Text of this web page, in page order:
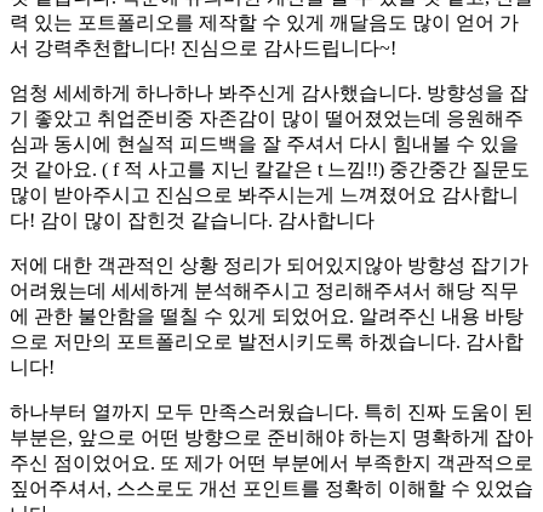
력 있는 포트폴리오를 제작할 수 있게 깨달음도 많이 얻어 가
서 강력추천합니다! 진심으로 감사드립니다~!
엄청 세세하게 하나하나 봐주신게 감사했습니다. 방향성을 잡
기 좋았고 취업준비중 자존감이 많이 떨어졌었는데 응원해주
심과 동시에 현실적 피드백을 잘 주셔서 다시 힘내볼 수 있을
것 같아요. ( f 적 사고를 지닌 칼같은 t 느낌!!) 중간중간 질문도
많이 받아주시고 진심으로 봐주시는게 느껴졌어요 감사합니
다! 감이 많이 잡힌것 같습니다. 감사합니다
저에 대한 객관적인 상황 정리가 되어있지않아 방향성 잡기가
어려웠는데 세세하게 분석해주시고 정리해주셔서 해당 직무
에 관한 불안함을 떨칠 수 있게 되었어요. 알려주신 내용 바탕
으로 저만의 포트폴리오로 발전시키도록 하겠습니다. 감사합
니다!
하나부터 열까지 모두 만족스러웠습니다. 특히 진짜 도움이 된
부분은, 앞으로 어떤 방향으로 준비해야 하는지 명확하게 잡아
주신 점이었어요. 또 제가 어떤 부분에서 부족한지 객관적으로
짚어주셔서, 스스로도 개선 포인트를 정확히 이해할 수 있었습